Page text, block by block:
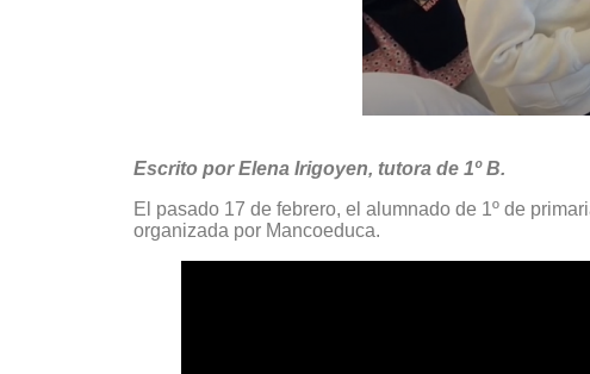
Escrito por Elena Irigoyen, tutora de 1º B.
El pasado 17 de febrero, el alumnado de 1º de
organizada por Mancoeduca.